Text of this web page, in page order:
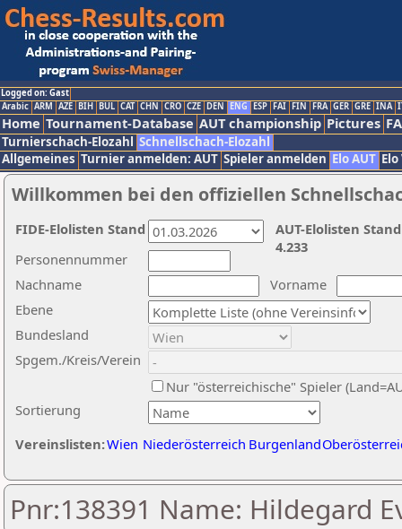
Logged on: Gast
Arabic ARM AZE BIH BUL CAT CHN CRO CZE DEN ENG ESP FAI FIN FRA GER GRE INA
Home Tournament-Database AUT championship Pictures
Turnierschach-Elozahl Schnellschach-Elozahl
Allgemeines Turnier anmelden: AUT Spieler anmelden Elo AUT
Willkommen bei den offiziellen
Nachname
Vorname
Ebene
Sortierung
Personennummer
Bundesland
Spgem./Kreis/Verein
Nur "österreichische" Spieler
Vereinslisten:Wien Niederösterreich Burgenland
AUT-Elolisten
4.233
FIDE-Elolisten Stand
Pnr:138391 Name: Hildegard